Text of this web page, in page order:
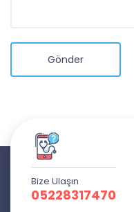
Gönder
Bize Ulaşın
05228317470